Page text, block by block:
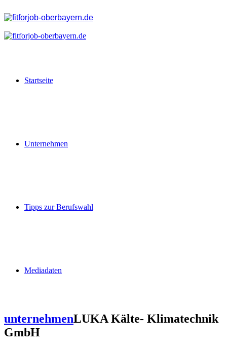
Startseite
Unternehmen
Tipps zur Berufswahl
Mediadaten
unternehmenLUKA Kälte- Klimatechnik
GmbH